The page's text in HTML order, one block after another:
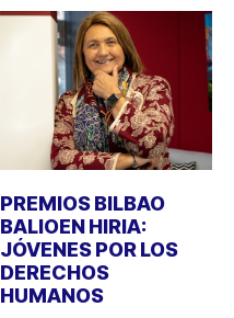
PREMIOS BILBAO
BALIOEN HIRIA:
JÓVENES POR LOS
DERECHOS
HUMANOS